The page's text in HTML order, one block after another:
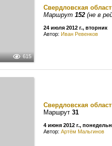
615
Свердловская
Маршрут 152 (не в
24 июля 2012 г., вторник
Автор: Иван Ревенков
Свердловская
Маршрут 31
4 июня 2012 г.,
Автор: Артём Мальгинов